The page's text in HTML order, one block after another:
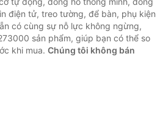
điện tử, treo tường, để bàn, phụ kiện
có cùng sự nỗ lực không ngừng,
sản phẩm, giúp bạn có thể so
khi mua. Chúng tôi không bán